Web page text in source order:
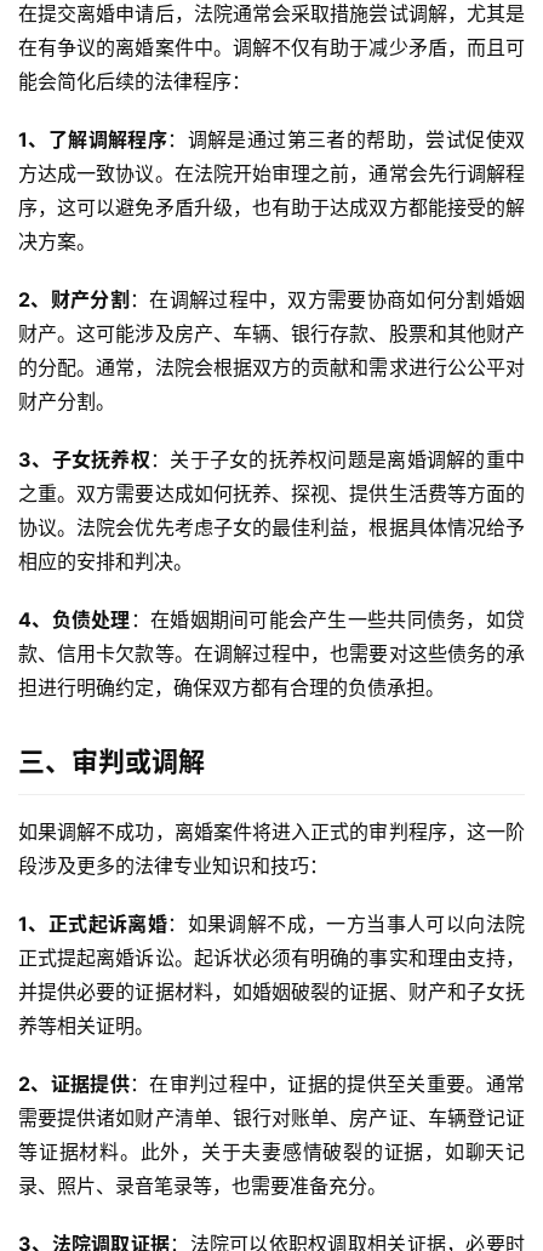
在提交离婚申请后，法院通常会采取措施尝试调解，尤其是
在有争议的离婚案件中。调解不仅有助于减少矛盾，而且可
能会简化后续的法律程序：
1、了解调解程序：调解是通过第三者的帮助，尝试促使双
方达成一致协议。在法院开始审理之前，通常会先行调解程
序，这可以避免矛盾升级，也有助于达成双方都能接受的解
决方案。
2、财产分割 ：在调解过程中，双方需要协商如何分割婚姻
财产。这可能涉及房产、车辆、银行存款、股票和其他财产
的分配。通常，法院会根据双方的贡献和需求进行公公平对
财产分割。
3、子女抚养权 ：关于子女的抚养权问题是离婚调解的重中
之重。双方需要达成如何抚养、探视、提供生活费等方面的
协议。法院会优先考虑子女的最佳利益，根据具体情况给予
相应的安排和判决。
4、负债处理 ：在婚姻期间可能会产生一些共同债务，如贷
款、信用卡欠款等。在调解过程中，也需要对这些债务的承
担进行明确约定，确保双方都有合理的负债承担。
三、审判或调解
如果调解不成功，离婚案件将进入正式的审判程序，这一阶
段涉及更多的法律专业知识和技巧：
1、正式起诉离婚：如果调解不成，一方当事人可以向法院
正式提起离婚诉讼。起诉状必须有明确的事实和理由支持，
并提供必要的证据材料，如婚姻破裂的证据、财产和子女抚
养等相关证明。
2、证据提供：在审判过程中，证据的提供至关重要。通常
需要提供诸如财产清单、银行对账单、房产证、车辆登记证
等证据材料。此外，关于夫妻感情破裂的证据，如聊天记
录、照片、录音笔录等，也需要准备充分。
3、法院调取证据：法院可以依职权调取相关证据，必要时